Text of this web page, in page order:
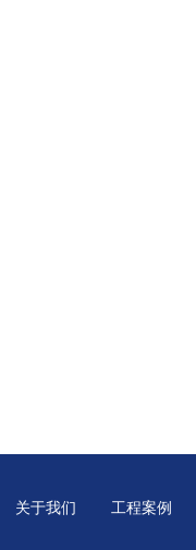
关于我们 工程案例